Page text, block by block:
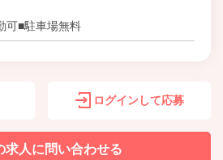
可■駐車場無料
ログインして応募
求人に問い合わせる